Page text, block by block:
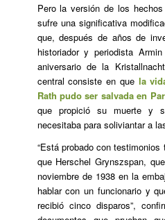
Pero la versión de los
sufre una significativa
que, después de años de
historiador y periodista
aniversario de la
central consiste en que la
Rath pudo ser salvada en
que propició su muerte y
necesitaba para soliviantar a
“Está probado con
que Herschel Grynszspan,
noviembre de 1938 en la
hablar con un funcionario y
recibió cinco disparos”,